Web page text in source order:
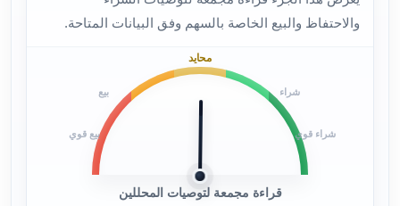
والاحتفاظ والبيع الخاصة بالسهم وفق البيانات المتاحة.
بيع قوي
بيع
محايد
شراء
شراء قوي
قراءة مجمعة لتوصيات المحللين